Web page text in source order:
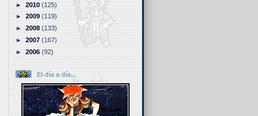
►2010(125)
►2009(119)
►2008(133)
►2007(167)
►2006(92)
El día a día...